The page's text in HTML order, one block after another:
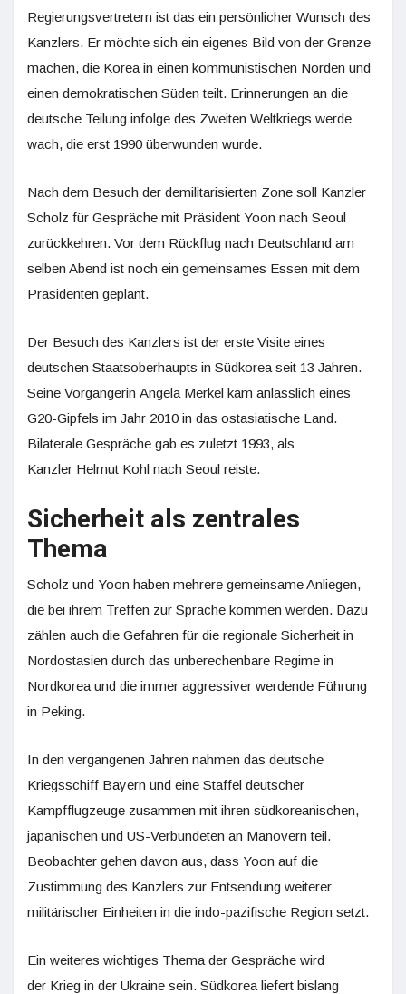
Regierungsvertretern ist das ein persönlicher Wunsch des
Kanzlers. Er möchte sich ein eigenes Bild von der Grenze
machen, die Korea in einen kommunistischen Norden und
einen demokratischen Süden teilt. Erinnerungen an die
deutsche Teilung infolge des Zweiten Weltkriegs werde
wach, die erst 1990 überwunden wurde.
Nach dem Besuch der demilitarisierten Zone soll Kanzler
Scholz für Gespräche mit Präsident Yoon nach Seoul
zurückkehren. Vor dem Rückflug nach Deutschland am
selben Abend ist noch ein gemeinsames Essen mit dem
Präsidenten geplant.
Der Besuch des Kanzlers ist der erste Visite eines
deutschen Staatsoberhaupts in Südkorea seit 13 Jahren.
Seine Vorgängerin Angela Merkel kam anlässlich eines
G20-Gipfels im Jahr 2010 in das ostasiatische Land.
Bilaterale Gespräche gab es zuletzt 1993, als
Kanzler Helmut Kohl nach Seoul reiste.
Sicherheit als zentrales
Thema
Scholz und Yoon haben mehrere gemeinsame Anliegen,
die bei ihrem Treffen zur Sprache kommen werden. Dazu
zählen auch die Gefahren für die regionale Sicherheit in
Nordostasien durch das unberechenbare Regime in
Nordkorea und die immer aggressiver werdende Führung
in Peking.
In den vergangenen Jahren nahmen das deutsche
Kriegsschiff Bayern und eine Staffel deutscher
Kampfflugzeuge zusammen mit ihren südkoreanischen,
japanischen und US-Verbündeten an Manövern teil.
Beobachter gehen davon aus, dass Yoon auf die
Zustimmung des Kanzlers zur Entsendung weiterer
militärischer Einheiten in die indo-pazifische Region setzt.
Ein weiteres wichtiges Thema der Gespräche wird
der Krieg in der Ukraine sein. Südkorea liefert bislang